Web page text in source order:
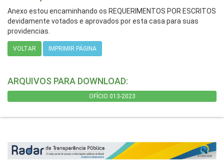
Anexo estou encaminhando os REQUERIMENTOS POR ESCRITOS
devidamente votados e aprovados por esta casa para suas
providencias.
VOLTAR IMPRIMIR PÁGINA
ARQUIVOS PARA DOWNLOAD:
OFÍCIO 013-2023